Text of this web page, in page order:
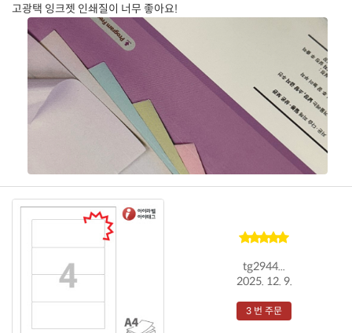
고광택 잉크젯 인쇄질이 너무 좋아요!
tg2944...
2025. 12. 9.
3 번 주문